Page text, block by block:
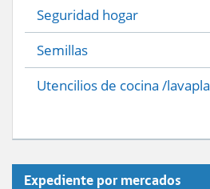
Seguridad hogar
Semillas
Utencilios de cocina /
Expediente por mercados